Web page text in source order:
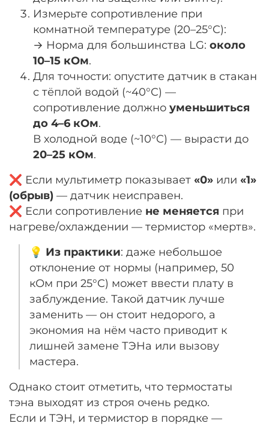
Измерьте сопротивление при
комнатной температуре (20–25°C):
→ Норма для большинства LG: около
10–15 кОм.
Для точности: опустите датчик в стакан
с тёплой водой (~40°C) —
сопротивление должно уменьшиться
до 4–6 кОм.
В холодной воде (~10°C) — вырасти до
20–25 кОм.
❌ Если мультиметр показывает «0» или «1»
(обрыв) — датчик неисправен.
❌ Если сопротивление не меняется при
нагреве/охлаждении — термистор «мертв».
💡 Из практики: даже небольшое
отклонение от нормы (например, 50
кОм при 25°C) может ввести плату в
заблуждение. Такой датчик лучше
заменить — он стоит недорого, а
экономия на нём часто приводит к
лишней замене ТЭНа или вызову
мастера.
Однако стоит отметить, что термостаты
тэна выходят из строя очень редко.
Если и ТЭН, и термистор в порядке —